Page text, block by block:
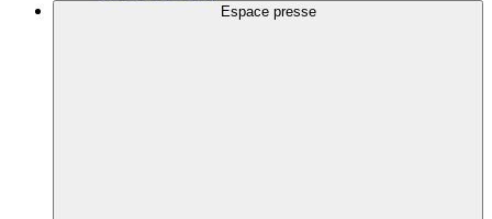
Espace presse